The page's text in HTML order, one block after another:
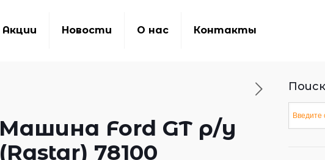
Акции Новости О нас Контакты
Машина Ford GT р/у
(Rastar) 78100